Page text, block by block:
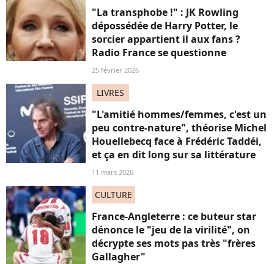
"La transphobe !" : JK Rowling
dépossédée de Harry Potter, le
sorcier appartient il aux fans ?
Radio France se questionne
25 février 2026
LIVRES
"L'amitié hommes/femmes, c'est un
peu contre-nature", théorise Michel
Houellebecq face à Frédéric Taddéi,
et ça en dit long sur sa littérature
11 mars 2026
CULTURE
France-Angleterre : ce buteur star
dénonce le "jeu de la virilité", on
décrypte ses mots pas très "frères
Gallagher"